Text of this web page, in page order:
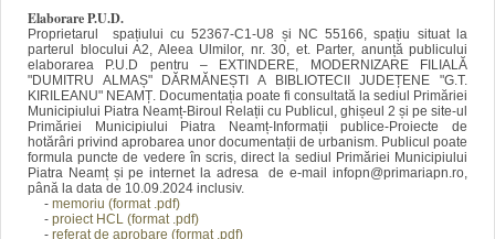
Elaborare P.U.D.
Proprietarul spațiului cu 52367-C1-U8 și NC 55166, spațiu situat la
parterul blocului A2, Aleea Ulmilor, nr. 30, et. Parter, anunță publicului
elaborarea P.U.D pentru – EXTINDERE, MODERNIZARE FILIALĂ
"DUMITRU ALMAȘ" DĂRMĂNEȘTI A BIBLIOTECII JUDEȚENE "G.T.
KIRILEANU" NEAMȚ. Documentația poate fi consultată la sediul Primăriei
Municipiului Piatra Neamț-Biroul Relații cu Publicul, ghișeul 2 și pe site-ul
Primăriei Municipiului Piatra Neamț-Informații publice-Proiecte de
hotărâri privind aprobarea unor documentații de urbanism. Publicul poate
formula puncte de vedere în scris, direct la sediul Primăriei Municipiului
Piatra Neamț și pe internet la adresa de e-mail infopn@primariapn.ro,
până la data de 10.09.2024 inclusiv.
- memoriu (format .pdf)
- proiect HCL (format .pdf)
- referat de aprobare (format .pdf)